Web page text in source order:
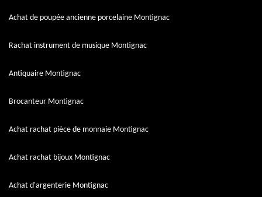
Achat de poupée ancienne porcelaine Montignac
Rachat instrument de musique Montignac
Antiquaire Montignac
Brocanteur Montignac
Achat rachat pièce de monnaie Montignac
Achat rachat bijoux Montignac
Achat d'argenterie Montignac